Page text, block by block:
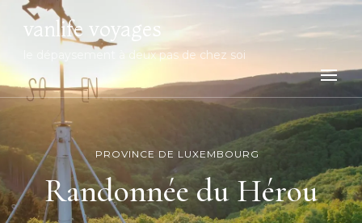
vanlife voyages
le dépaysement à deux pas de chez soi
PROVINCE DE LUXEMBOURG
Randonnée du Hérou